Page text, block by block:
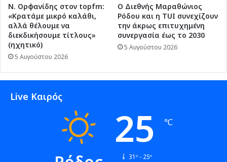
Ν. Ορφανίδης στον topfm:
«Κρατάμε μικρό καλάθι,
αλλά θέλουμε να
διεκδικήσουμε τίτλους»
(ηχητικό)
5 Αυγούστου 2026
Ο Διεθνής Μαραθώνιος
Ρόδου και η TUI συνεχίζουν
την άκρως επιτυχημένη
συνεργασία έως το 2030
5 Αυγούστου 2026
Live Καιρός
25 ℃
31º - 25º